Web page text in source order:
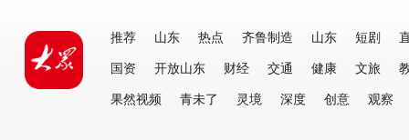
推荐 山东 热点 齐鲁制造 山东 短剧
国资
开放山东 财经 交通 健康 文旅
果然视频
青未了 灵境 深度 创意 观察